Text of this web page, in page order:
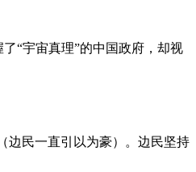
“宇宙真理”的中国政府，却视
边民一直引以为豪）。边民坚持